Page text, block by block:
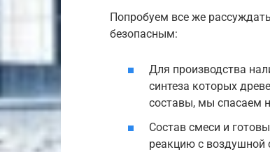
Попробуем все же
безопасным:
Для производства
синтеза которых
составы, мы спасаем
Состав смеси и
реакцию с воздушной